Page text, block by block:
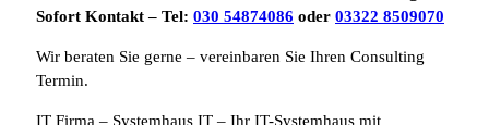
Sofort Kontakt – Tel: 030 54874086 oder 03322 8509070
Wir beraten Sie gerne – vereinbaren Sie Ihren Consulting
Termin.
IT Firma – Systemhaus IT – Ihr IT-Systemhaus mit